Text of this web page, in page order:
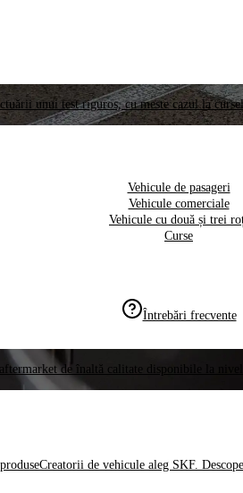
unui test riguros, cu meste cazul la
Vehicule de pasageri
Vehicule comerciale
Vehicule cu două și trei
Curse
Întrebări frecvente
de înaltă calitate disponibile la
Creatorii de vehicule aleg SKF.